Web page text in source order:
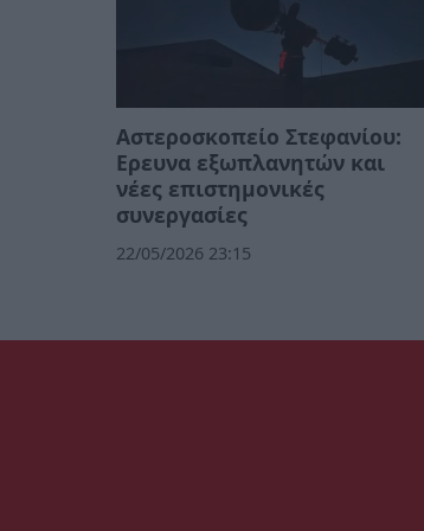
Αστεροσκοπείο Στεφανίου:
Ερευνα εξωπλανητών και
νέες επιστημονικές
συνεργασίες
22/05/2026 23:15